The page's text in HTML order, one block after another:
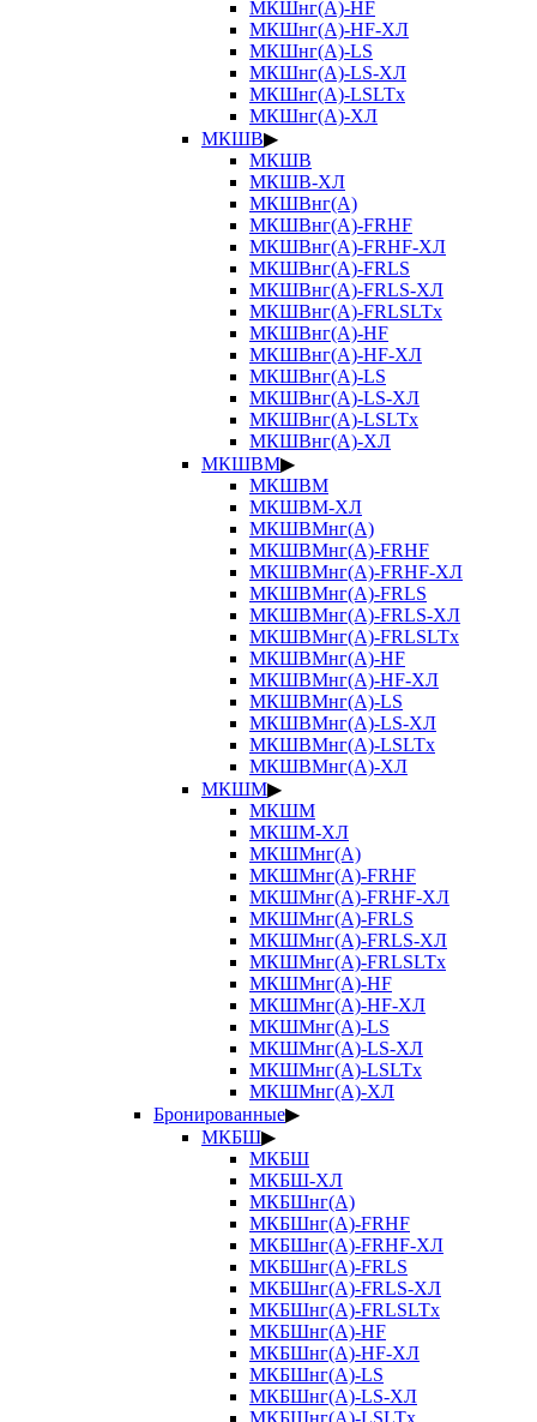
МКШнг(А)-HF
МКШнг(А)-HF-ХЛ
МКШнг(А)-LS
МКШнг(А)-LS-ХЛ
МКШнг(А)-LSLTx
МКШнг(А)-ХЛ
МКШВ▶
МКШВ
МКШВ-ХЛ
МКШВнг(А)
МКШВнг(А)-FRHF
МКШВнг(А)-FRHF-ХЛ
МКШВнг(А)-FRLS
МКШВнг(А)-FRLS-ХЛ
МКШВнг(А)-FRLSLTx
МКШВнг(А)-HF
МКШВнг(А)-HF-ХЛ
МКШВнг(А)-LS
МКШВнг(А)-LS-ХЛ
МКШВнг(А)-LSLTx
МКШВнг(А)-ХЛ
МКШВМ▶
МКШВМ
МКШВМ-ХЛ
МКШВМнг(А)
МКШВМнг(А)-FRHF
МКШВМнг(А)-FRHF-ХЛ
МКШВМнг(А)-FRLS
МКШВМнг(А)-FRLS-ХЛ
МКШВМнг(А)-FRLSLTx
МКШВМнг(А)-HF
МКШВМнг(А)-HF-ХЛ
МКШВМнг(А)-LS
МКШВМнг(А)-LS-ХЛ
МКШВМнг(А)-LSLTx
МКШВМнг(А)-ХЛ
МКШМ▶
МКШМ
МКШМ-ХЛ
МКШМнг(А)
МКШМнг(А)-FRHF
МКШМнг(А)-FRHF-ХЛ
МКШМнг(А)-FRLS
МКШМнг(А)-FRLS-ХЛ
МКШМнг(А)-FRLSLTx
МКШМнг(А)-HF
МКШМнг(А)-HF-ХЛ
МКШМнг(А)-LS
МКШМнг(А)-LS-ХЛ
МКШМнг(А)-LSLTx
МКШМнг(А)-ХЛ
Бронированные▶
МКБШ▶
МКБШ
МКБШ-ХЛ
МКБШнг(А)
МКБШнг(А)-FRHF
МКБШнг(А)-FRHF-ХЛ
МКБШнг(А)-FRLS
МКБШнг(А)-FRLS-ХЛ
МКБШнг(А)-FRLSLTx
МКБШнг(А)-HF
МКБШнг(А)-HF-ХЛ
МКБШнг(А)-LS
МКБШнг(А)-LS-ХЛ
МКБШнг(А)-LSLTx